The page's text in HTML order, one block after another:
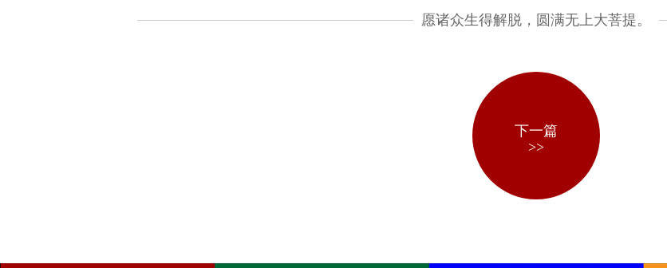
愿诸众生得解脱，圆满无上大菩提。
下一篇
>>